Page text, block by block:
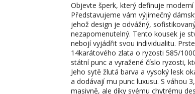
Objevte šperk, který definuje
Představujeme vám výjimečný
jehož design je odvážný,
nezapomenutelný. Tento kousek je
nebojí vyjádřit svou individualitu.
14karátového zlata o ryzosti 585/
státní punc a vyražené číslo ryzosti,
Jeho sytě žlutá barva a vysoký lesk
a dodávají mu punc luxusu. S váhou
masivně, ale díky svému chytrému